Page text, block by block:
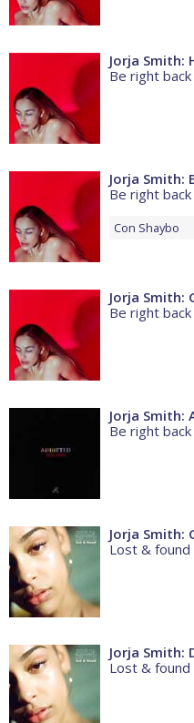
Jorja Smith:
Be right back
Jorja Smith:
Be right back
Con Shaybo
Jorja Smith:
Be right back
Jorja Smith:
Be right back
Jorja Smith:
Lost & found
Jorja Smith:
Lost & found